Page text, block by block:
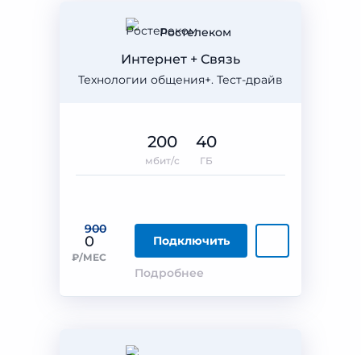
Ростелеком
Технологии общения+. Тест-драйв
Интернет + Связь
900
0
₽/МЕС
Подключить
Подробнее
200
мбит/с
40
ГБ